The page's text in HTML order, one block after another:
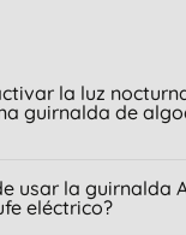
la luz
guirnalda de
usar la guirnalda
eléctrico?